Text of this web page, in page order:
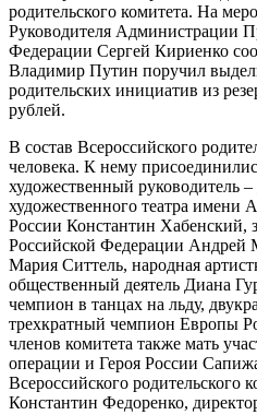
родительского комитета. На
Руководителя Администрации
Федерации Сергей Кириенко
Владимир Путин поручил
родительских инициатив из
рублей.
В состав Всероссийского
человека. К нему
художественный руководитель
художественного театра имени
России Константин Хабенский,
Российской Федерации Андрей
Мария Ситтель, народная
общественный деятель Диана
чемпион в танцах на льду,
трехкратный чемпион Европы
членов комитета также мать
операции и Героя России
Всероссийского родительского
Константин Федоренко,